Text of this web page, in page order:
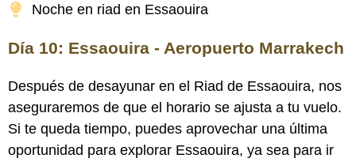
Noche en riad en Essaouira
Día 10: Essaouira - Aeropuerto Marrakech
Después de desayunar en el Riad de Essaouira, nos
aseguraremos de que el horario se ajusta a tu vuelo.
Si te queda tiempo, puedes aprovechar una última
oportunidad para explorar Essaouira, ya sea para ir